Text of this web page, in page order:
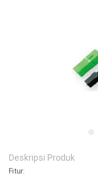
Deskripsi Produk
Fitur: